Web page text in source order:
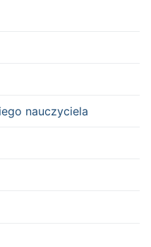
nauczyciela